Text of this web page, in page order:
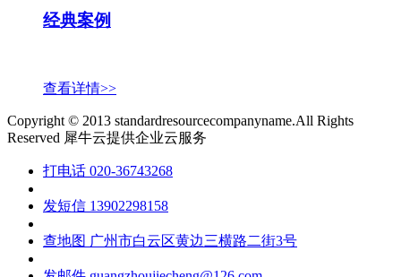
经典案例
查看详情>>
Copyright © 2013 standardresourcecompanyname.All Rights
Reserved 犀牛云提供企业云服务
打电话 020-36743268
发短信 13902298158
查地图 广州市白云区黄边三横路二街3号